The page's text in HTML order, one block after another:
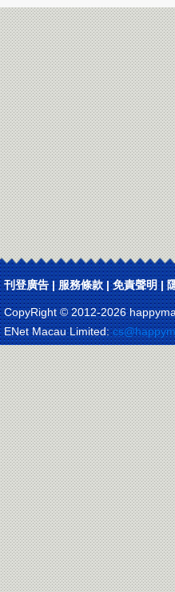
刊登廣告|服務條款|免責聲明|
CopyRight © 2012-2026
ENet Macau Limited: